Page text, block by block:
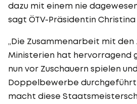
dazu mit einem nie
sagt ÖTV-Präsidentin Christina
„Die Zusammenarbeit mit den
Ministerien hat hervorragend
nun vor Zuschauern spielen
Doppelbewerbe
macht diese